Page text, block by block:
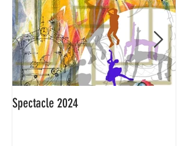
Spectacle 2024